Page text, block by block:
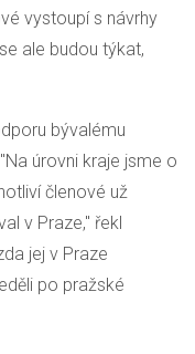
vystoupí s návrhy
ale budou týkat,
bývalému
úrovni kraje jsme o
členové už
v Praze," řekl
jej v Praze
po pražské